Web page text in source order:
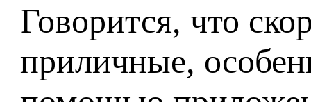
Говорится, что
приличные,